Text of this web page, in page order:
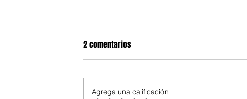
2 comentarios
Agrega una calificación